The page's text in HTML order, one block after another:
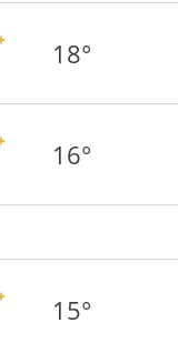
18°
16°
15°